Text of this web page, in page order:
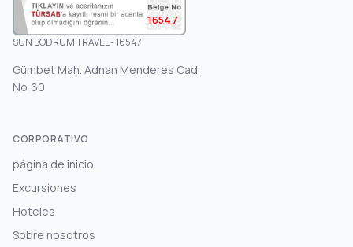
16547
SUN BODRUM TRAVEL - 16547
Gümbet Mah. Adnan Menderes Cad.
No:60
CORPORATIVO
página de inicio
Excursiones
Hoteles
Sobre nosotros